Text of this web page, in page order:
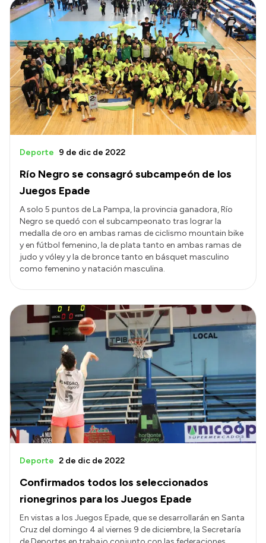
Río Negro se consagró subcampeón de los
Juegos Epade
Deporte 9 de dic de 2022
A solo 5 puntos de La Pampa, la provincia ganadora, Río
Negro se quedó con el subcampeonato tras lograr la
medalla de oro en ambas ramas de ciclismo mountain bike
y en fútbol femenino, la de plata tanto en ambas ramas de
judo y vóley y la de bronce tanto en básquet masculino
como femenino y natación masculina.
Confirmados todos los seleccionados
rionegrinos para los Juegos Epade
Deporte 2 de dic de 2022
En vistas a los Juegos Epade, que se desarrollarán en Santa
Cruz del domingo 4 al viernes 9 de diciembre, la Secretaría